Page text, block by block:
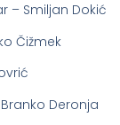
– Smiljan Dokić
Čižmek
Deronja